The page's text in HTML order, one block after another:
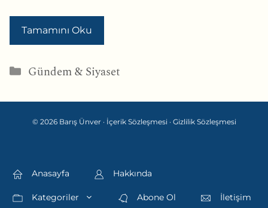
Tamamını Oku
Kategoriler
Gündem & Siyaset
© 2026 Barış Ünver · İçerik Sözleşmesi · Gizlilik Sözleşmesi
Anasayfa Hakkında
Kategoriler Abone Ol İletişim